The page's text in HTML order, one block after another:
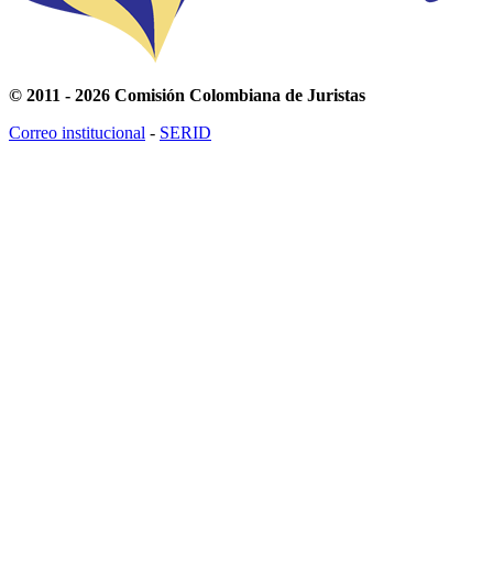
© 2011 - 2026 Comisión Colombiana de Juristas
Correo institucional - SERID